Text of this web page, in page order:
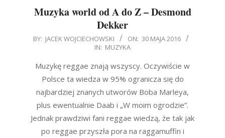
Muzyka world od A do Z – Desmond
Dekker
2016-
30
BY: JACEK WOJCIECHOWSKI ON: 30 MAJA 2016
IN: MUZYKA
Muzykę reggae znają wszyscy. Oczywiście w
Polsce ta wiedza w 95% ogranicza się do
najbardziej znanych utworów Boba Marleya,
plus ewentualnie Daab i „W moim ogrodzie”.
Jednak prawdziwi fani reggae wiedzą, że tak jak
po reggae przyszła pora na raggamuffin i